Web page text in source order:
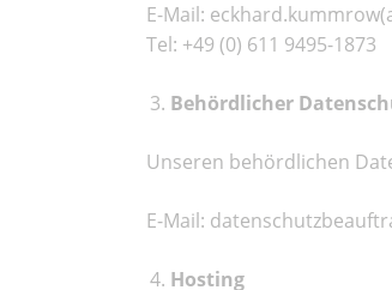
E-Mail:
Tel: +49 (0) 611 9495-1873
Behördlicher
Unseren behördlichen
E-Mail:
Hosting